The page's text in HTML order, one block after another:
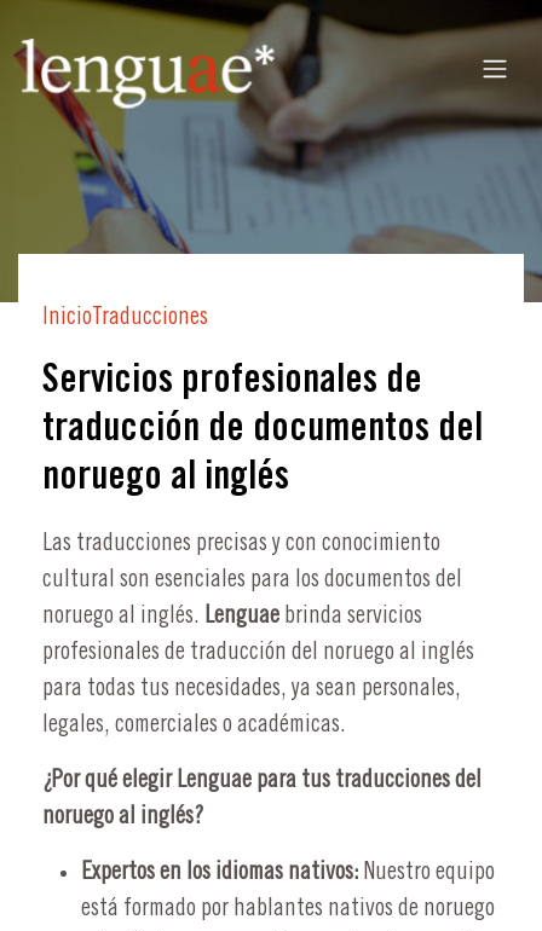
Inicio Traducciones
Servicios profesionales de
traducción de documentos del
noruego al inglés
Las traducciones precisas y con conocimiento
cultural son esenciales para los documentos del
noruego al inglés. Lenguae brinda servicios
profesionales de traducción del noruego al inglés
para todas tus necesidades, ya sean personales,
legales, comerciales o académicas.
¿Por qué elegir Lenguae para tus traducciones del
noruego al inglés?
Expertos en los idiomas nativos: Nuestro equipo
está formado por hablantes nativos de noruego